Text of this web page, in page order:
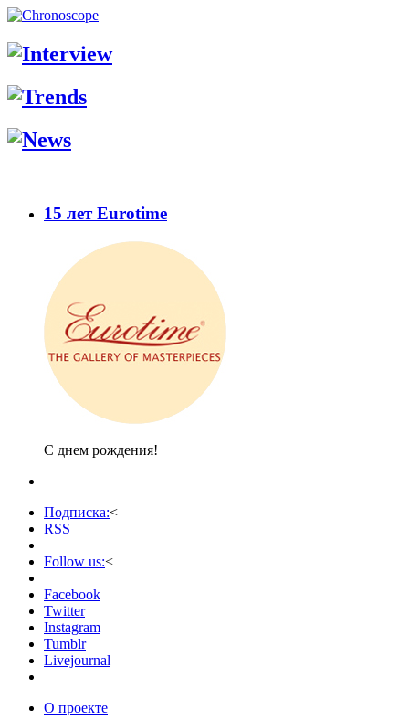
15 лет Eurotime
С днем рождения!
Подписка:<
RSS
Follow us:<
Facebook
Twitter
Instagram
Tumblr
Livejournal
О проекте